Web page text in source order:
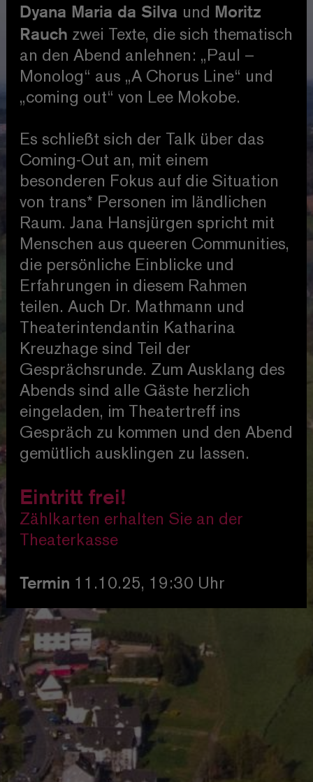
Dyana Maria da Silva und Moritz
Rauch zwei Texte, die sich thematisch
an den Abend anlehnen: „Paul –
Monolog“ aus „A Chorus Line“ und
„coming out“ von Lee Mokobe.
Es schließt sich der Talk über das
Coming-Out an, mit einem
besonderen Fokus auf die Situation
von trans* Personen im ländlichen
Raum. Jana Hansjürgen spricht mit
Menschen aus queeren Communities,
die persönliche Einblicke und
Erfahrungen in diesem Rahmen
teilen. Auch Dr. Mathmann und
Theaterintendantin Katharina
Kreuzhage sind Teil der
Gesprächsrunde. Zum Ausklang des
Abends sind alle Gäste herzlich
eingeladen, im Theatertreff ins
Gespräch zu kommen und den Abend
gemütlich ausklingen zu lassen.
Eintritt frei!
Zählkarten erhalten Sie an der
Theaterkasse
Termin 11.10.25, 19:30 Uhr